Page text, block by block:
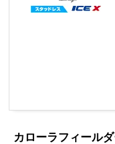
カローラフィール